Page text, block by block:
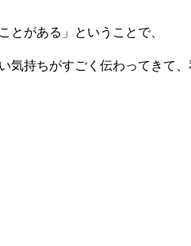
がある」ということで、
持ちがすごく伝わってきて、